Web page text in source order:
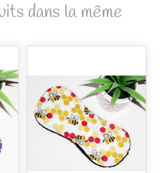
dans la même